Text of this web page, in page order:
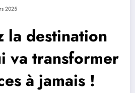
2025
la destination
va transformer
à jamais !